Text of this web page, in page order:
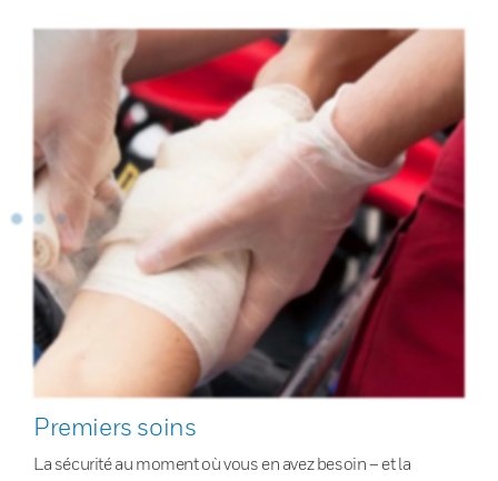
Premiers soins
La sécurité au moment où vous en avez besoin – et la